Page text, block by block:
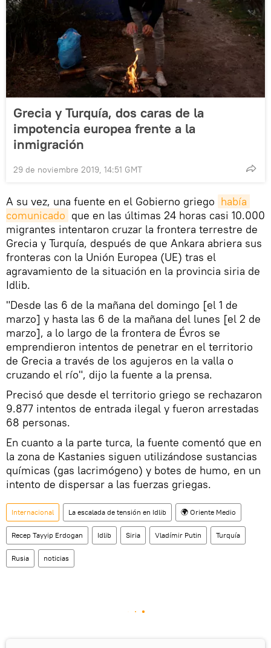
Grecia y Turquía, dos caras de la
impotencia europea frente a la
inmigración
29 de noviembre 2019, 14:51 GMT
A su vez, una fuente en el Gobierno griego había
comunicado que en las últimas 24 horas casi 10.000
migrantes intentaron cruzar la frontera terrestre de
Grecia y Turquía, después de que Ankara abriera sus
fronteras con la Unión Europea (UE) tras el
agravamiento de la situación en la provincia siria de
Idlib.
"Desde las 6 de la mañana del domingo [el 1 de
marzo] y hasta las 6 de la mañana del lunes [el 2 de
marzo], a lo largo de la frontera de Évros se
emprendieron intentos de penetrar en el territorio
de Grecia a través de los agujeros en la valla o
cruzando el río", dijo la fuente a la prensa.
Precisó que desde el territorio griego se rechazaron
9.877 intentos de entrada ilegal y fueron arrestadas
68 personas.
En cuanto a la parte turca, la fuente comentó que en
la zona de Kastanies siguen utilizándose sustancias
químicas (gas lacrimógeno) y botes de humo, en un
intento de dispersar a las fuerzas griegas.
Internacional La escalada de tensión en Idlib 🌍 Oriente Medio
Recep Tayyip Erdogan Idlib Siria Vladímir Putin Turquía
Rusia noticias